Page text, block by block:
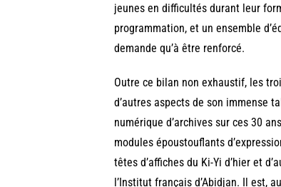
jeunes en difficultés durant leur
programmation, et un ensemble
demande qu’à être renforcé.
Outre ce bilan non exhaustif, les
d’autres aspects de son immense
numérique d’archives sur ces 30
modules époustouflants
têtes d’affiches du Ki-Yi d’hier et
l’Institut français d’Abidjan. Il est,